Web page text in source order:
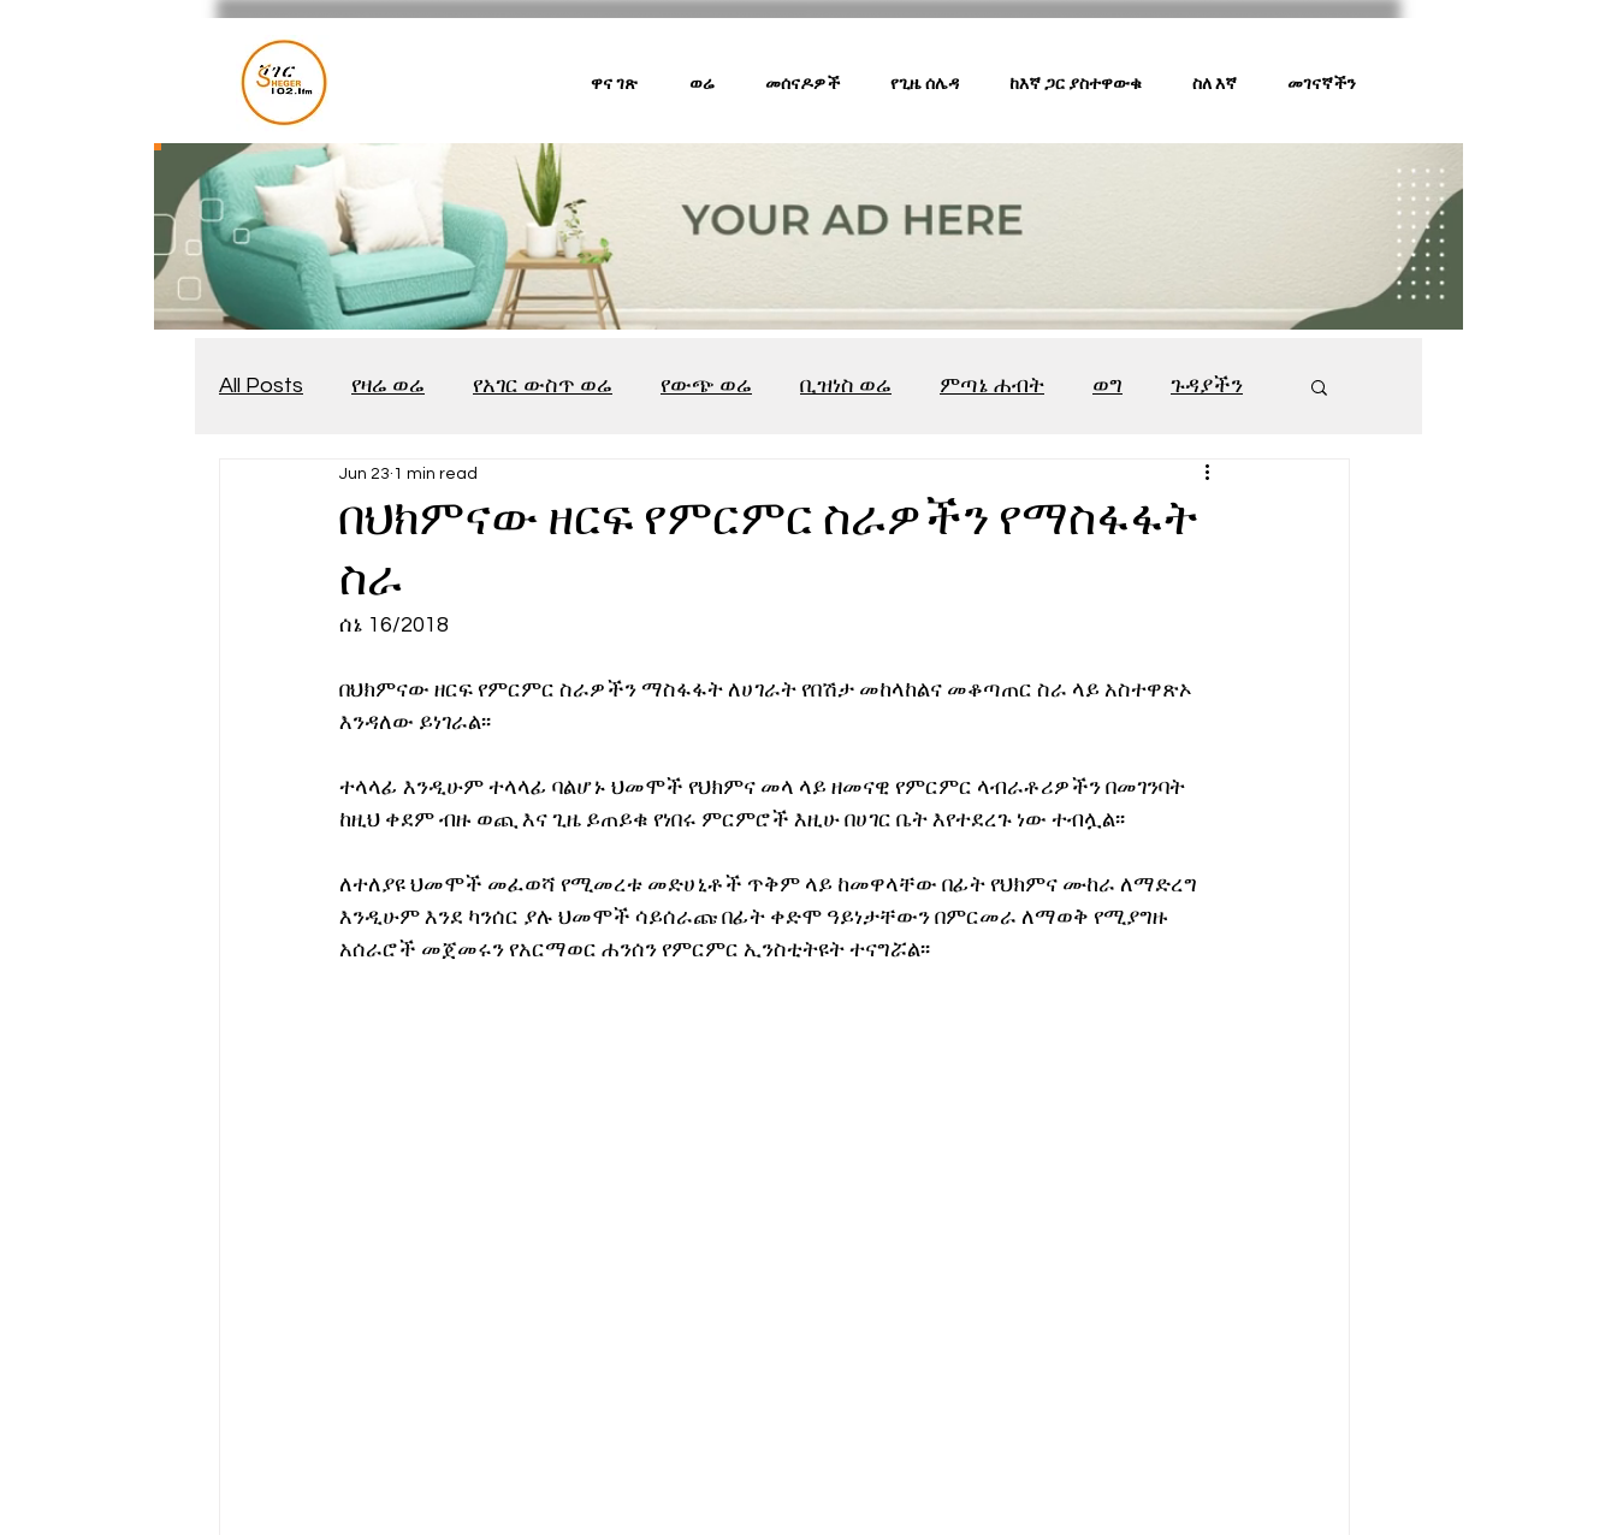
ዋና ገጽ ወሬ መሰናዶዎች የጊዜ ሰሌዳ ከእኛ ጋር ያስተዋውቁ ስለ እኛ መገናኛችን
All Posts የዛሬ ወሬ የአገር ውስጥ ወሬ የውጭ ወሬ ቢዝነስ ወሬ ምጣኔ ሐብት ወግ ጉዳያችን
የጨዋታ እንግዳ 547
የሀኪምዎ መልዕክት
በህክምናው ዘርፍ የምርምር ስራዎችን የማስፋፋት
ስራ
Jun 23 1 min read
ሰኔ 16/2018
በህክምናው ዘርፍ የምርምር ስራዎችን ማስፋፋት ለሀገራት የበሽታ መከላከልና መቆጣጠር ስራ ላይ አስተዋጽኦ
እንዳለው ይነገራል፡፡
ተላላፊ እንዲሁም ተላላፊ ባልሆኑ ህመሞች የህክምና መላ ላይ ዘመናዊ የምርምር ላብራቶሪዎችን በመገንባት
ከዚህ ቀደም ብዙ ወጪ እና ጊዜ ይጠይቁ የነበሩ ምርምሮች እዚሁ በሀገር ቤት እየተደረጉ ነው ተብሏል፡፡
ለተለያዩ ህመሞች መፈወሻ የሚመረቱ መድሀኒቶች ጥቅም ላይ ከመዋላቸው በፊት የህክምና ሙከራ ለማድረግ
እንዲሁም እንደ ካንሰር ያሉ ህመሞች ሳይሰራጩ በፊት ቀድሞ ዓይነታቸውን በምርመራ ለማወቅ የሚያግዙ
አሰራሮች መጀመሩን የአርማወር ሐንሰን የምርምር ኢንስቲትዩት ተናግሯል፡፡